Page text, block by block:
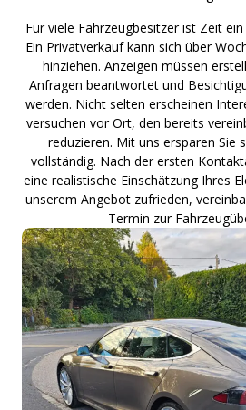
Für viele Fahrzeugbesitzer ist Zeit
Ein Privatverkauf kann sich über
hinziehen. Anzeigen müssen
Anfragen beantwortet und
werden. Nicht selten erscheinen
versuchen vor Ort, den bereits
reduzieren. Mit uns ersparen Sie
vollständig. Nach der ersten
eine realistische Einschätzung Ihres
unserem Angebot zufrieden,
Termin zur